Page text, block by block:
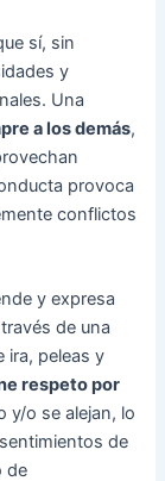
sí, sin
y
Una
a los demás,
provoca
conflictos
y expresa
de una
ira, peleas y
respeto por
y/o se alejan, lo
de
de